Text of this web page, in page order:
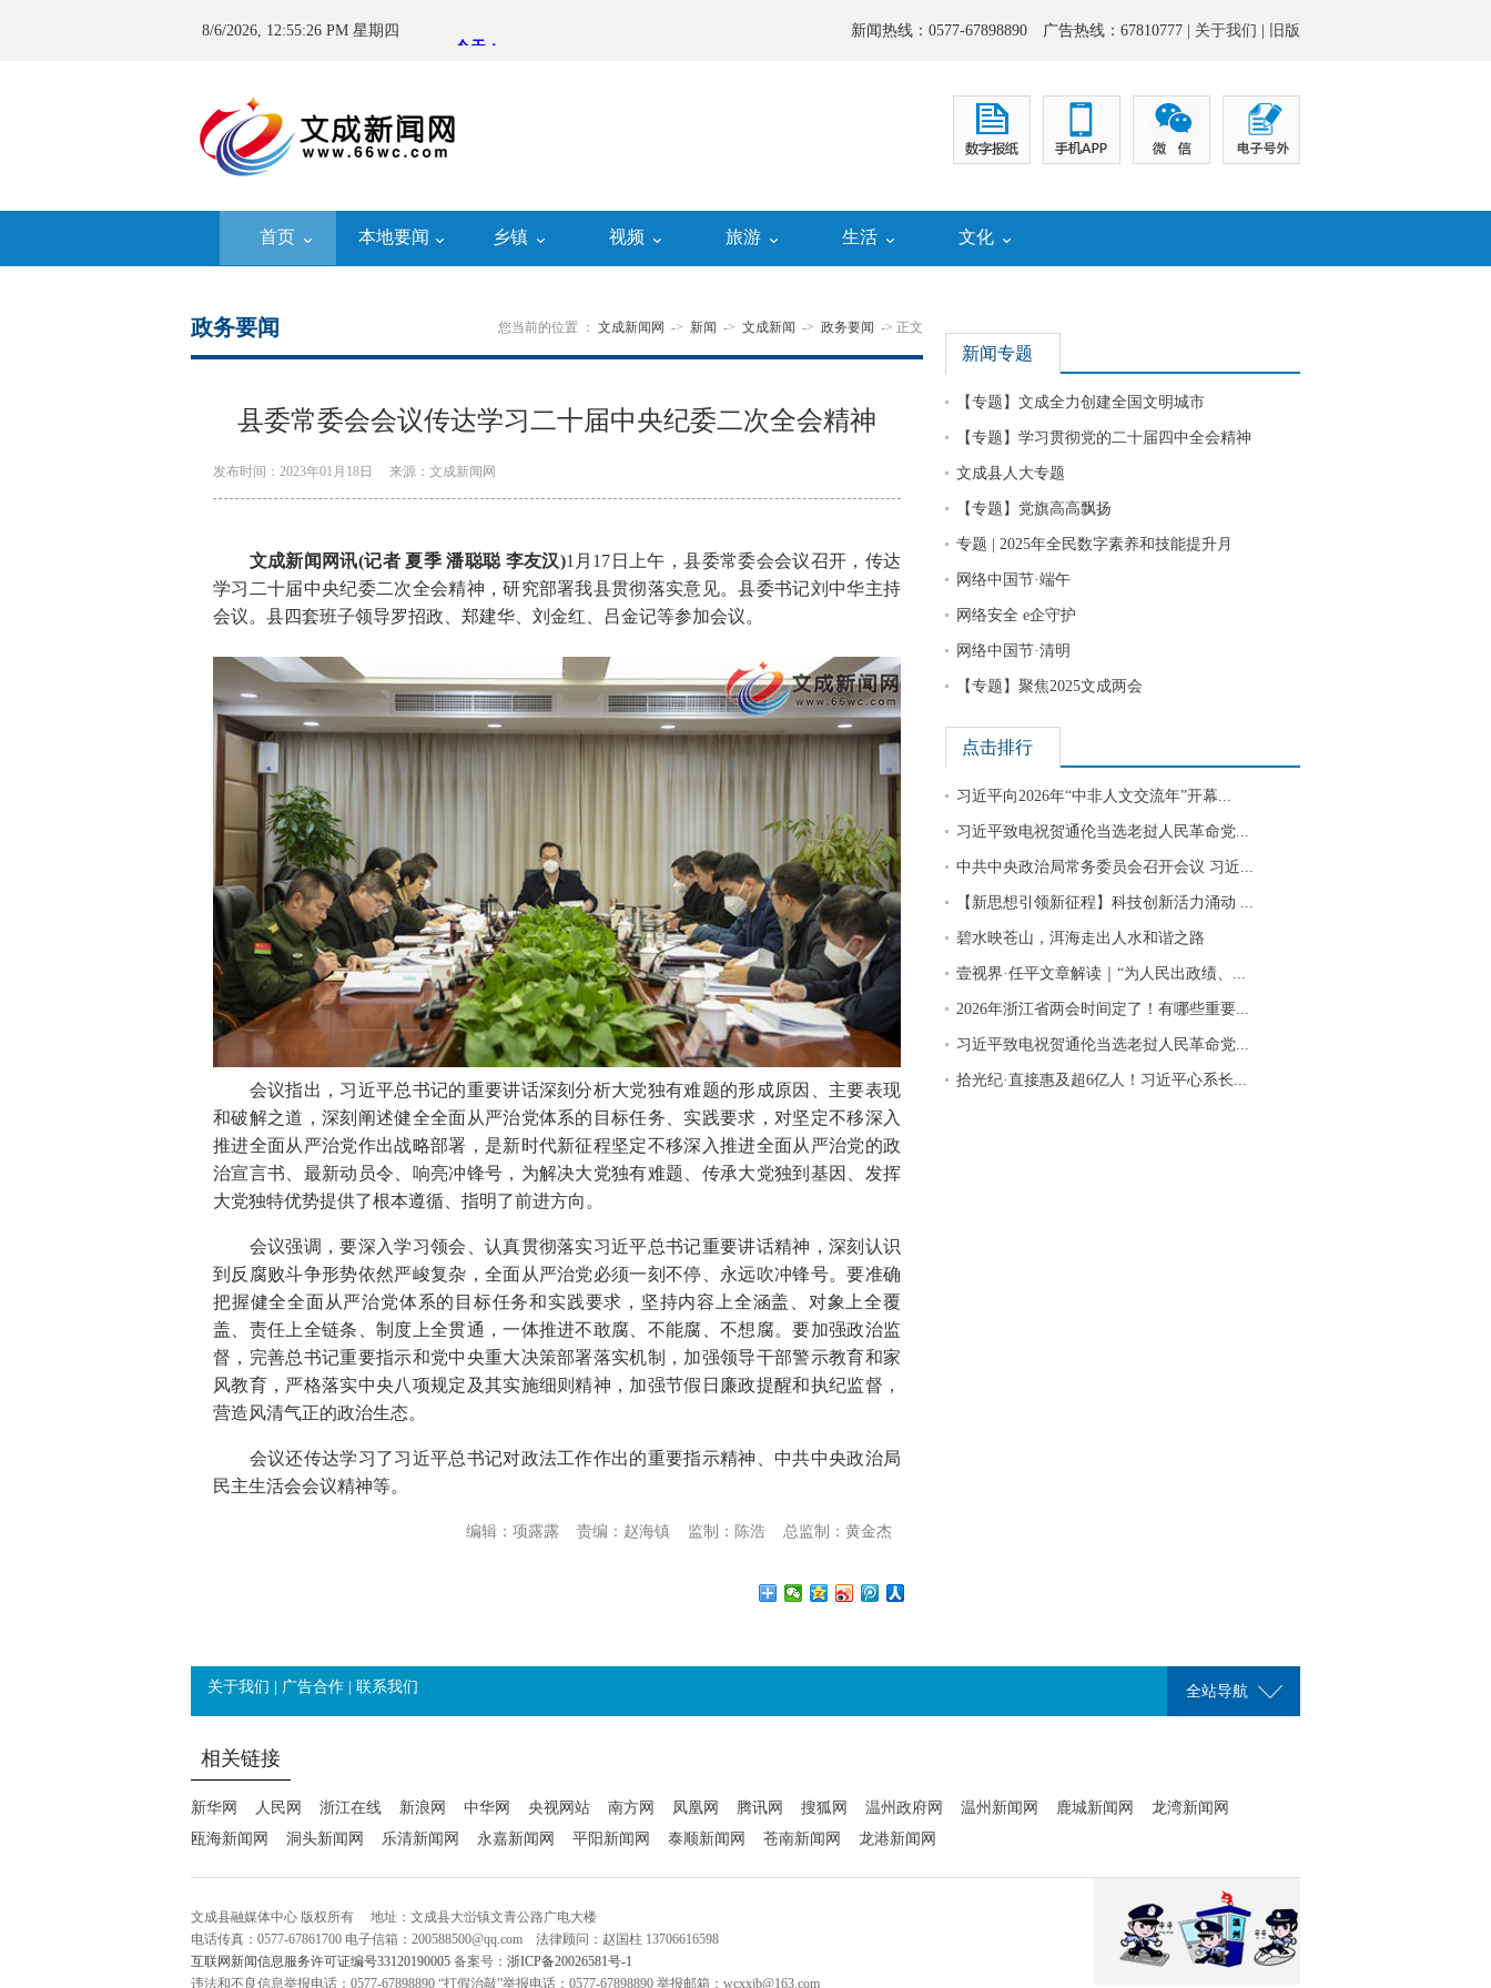
8/6/2026, 12:55:26 PM 星期四 新闻热线：0577-67898890 广告热线：67810777 | 关于我们 旧版
首页 本地要闻 乡镇 视频 旅游 生活 文化
您当前的位置 ： 文成新闻网 -> 新闻 -> 文成新闻 -> 政务要闻 -> 正文
政务要闻
县委常委会会议传达学习二十届中央纪委二次全会精神
发布时间：2023年01月18日 来源：文成新闻网
文成新闻网讯(记者 夏季 潘聪聪 李友汉)1月17日上午，县委常委会会议召开，传达
学习二十届中央纪委二次全会精神，研究部署我县贯彻落实意见。县委书记刘中华主持
会议。县四套班子领导罗招政、郑建华、刘金红、吕金记等参加会议。
会议指出，习近平总书记的重要讲话深刻分析大党独有难题的形成原因、主要表现
和破解之道，深刻阐述健全全面从严治党体系的目标任务、实践要求，对坚定不移深入
推进全面从严治党作出战略部署，是新时代新征程坚定不移深入推进全面从严治党的政
治宣言书、最新动员令、响亮冲锋号，为解决大党独有难题、传承大党独到基因、发挥
大党独特优势提供了根本遵循、指明了前进方向。
会议强调，要深入学习领会、认真贯彻落实习近平总书记重要讲话精神，深刻认识
到反腐败斗争形势依然严峻复杂，全面从严治党必须一刻不停、永远吹冲锋号。要准确
把握健全全面从严治党体系的目标任务和实践要求，坚持内容上全涵盖、对象上全覆
盖、责任上全链条、制度上全贯通，一体推进不敢腐、不能腐、不想腐。要加强政治监
督，完善总书记重要指示和党中央重大决策部署落实机制，加强领导干部警示教育和家
风教育，严格落实中央八项规定及其实施细则精神，加强节假日廉政提醒和执纪监督，
营造风清气正的政治生态。
会议还传达学习了习近平总书记对政法工作作出的重要指示精神、中共中央政治局
民主生活会会议精神等。
总监制：黄金杰
监制：陈浩
责编：赵海镇
编辑：项露露
新闻专题
【专题】文成全力创建全国文明城市
【专题】学习贯彻党的二十届四中全会精神
文成县人大专题
【专题】党旗高高飘扬
专题 | 2025年全民数字素养和技能提升月
网络中国节·端午
网络安全 e企守护
网络中国节·清明
【专题】聚焦2025文成两会
点击排行
习近平向2026年“中非人文交流年”开幕...
习近平致电祝贺通伦当选老挝人民革命党...
中共中央政治局常务委员会召开会议 习近...
【新思想引领新征程】科技创新活力涌动 ...
碧水映苍山，洱海走出人水和谐之路
壹视界·任平文章解读｜“为人民出政绩、...
2026年浙江省两会时间定了！有哪些重要...
习近平致电祝贺通伦当选老挝人民革命党...
拾光纪·直接惠及超6亿人！习近平心系长...
关于我们 广告合作 联系我们 全站导航
相关链接
新华网 人民网 浙江在线 新浪网 中华网 央视网站 南方网 凤凰网 腾讯网 搜狐网 温州政府网 温州新闻网 鹿城新闻网
龙湾新闻网
瓯海新闻网
洞头新闻网 乐清新闻网 永嘉新闻网 平阳新闻网 泰顺新闻网 苍南新闻网 龙港新闻网
文成县融媒体中心 版权所有
地址：文成县大峃镇文青公路广电大楼
电话传真：0577-67861700 电子信箱：200588500@qq.com 法律顾问：赵国柱 13706616598
互联网新闻信息服务许可证编号33120190005 备案号： 浙ICP备20026581号-1
违法和不良信息举报电话：0577-67898890 “打假治敲”举报电话：0577-67898890 举报邮箱：wcxxjb@163.com